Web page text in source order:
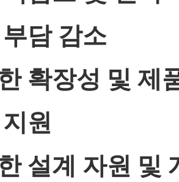
담 감소
확장성 및 제
원
설계 자원 및